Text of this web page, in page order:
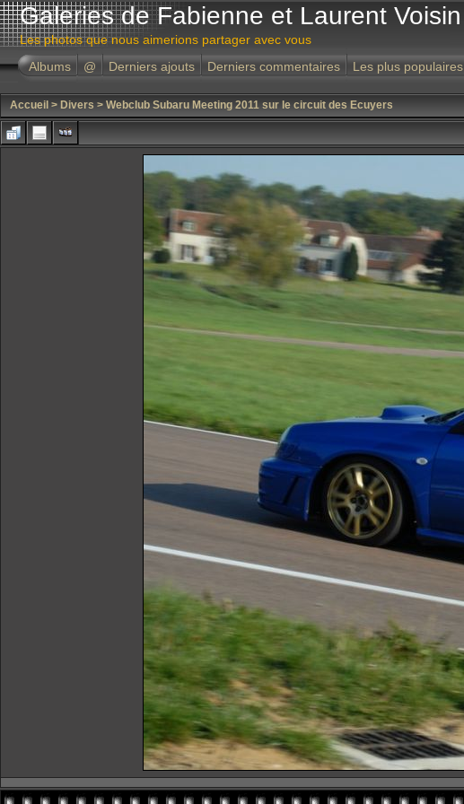
Galeries de Fabienne et Laurent Voisin
Les photos que nous aimerions partager avec vous
Albums
@ Derniers ajouts Derniers commentaires Les plus populaires
Accueil > Divers > Webclub Subaru Meeting 2011 sur le circuit des Ecuyers